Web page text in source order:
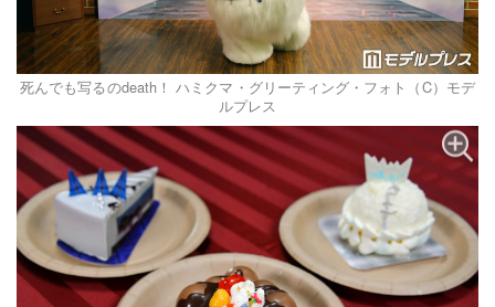
死んでも写るのdeath！ ハミクマ・グリーティング・フォト（C）モデ
ルプレス